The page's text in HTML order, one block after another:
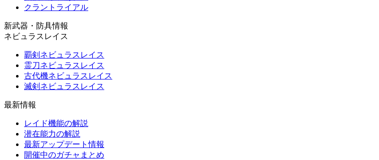
クラントライアル
新武器・防具情報
ネビュラスレイス
覇剣ネビュラスレイス
霊刀ネビュラスレイス
古代機ネビュラスレイス
滅剣ネビュラスレイス
最新情報
レイド機能の解説
潜在能力の解説
最新アップデート情報
開催中のガチャまとめ